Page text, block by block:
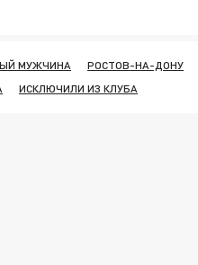
МУЖЧИНА РОСТОВ-НА-ДОНУ
ИСКЛЮЧИЛИ ИЗ КЛУБА